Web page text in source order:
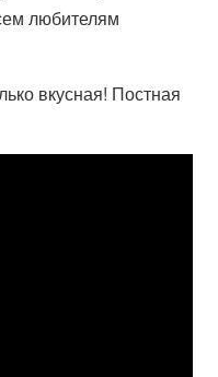
любителям
вкусная! Постная